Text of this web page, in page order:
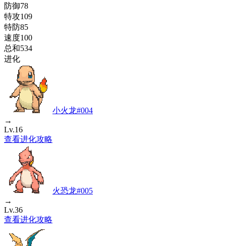
防御78
特攻109
特防85
速度100
总和534
进化
小火龙#004
→
Lv.16
查看进化攻略
火恐龙#005
→
Lv.36
查看进化攻略